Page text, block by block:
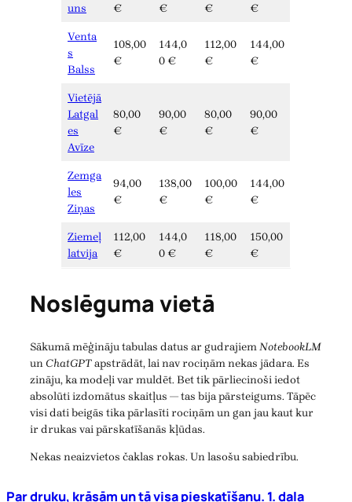
uns
€
€
€
€
Venta
s
Balss
108,00
€
144,0
0 €
112,00
€
144,00
€
Vietējā
Latgal
es
Avīze
80,00
€
90,00
€
80,00
€
90,00
€
Zemga
les
Ziņas
94,00
€
138,00
€
100,00
€
144,00
€
Ziemeļ
latvija
112,00
€
144,0
0 €
118,00
€
150,00
€
Noslēguma vietā
Sākumā mēģināju tabulas datus ar gudrajiemNotebookLM
un ChatGPTapstrādāt, lai nav rociņām nekas jādara. Es
zināju, ka modeļi var muldēt. Bet tik pārliecinoši iedot
absolūti izdomātus skaitļus — tas bija pārsteigums. Tāpēc
visi dati beigās tika pārlasīti rociņām un gan jau kaut kur
ir drukas vai pārskatīšanās kļūdas.
Nekas neaizvietos čaklas rokas. Un lasošu sabiedrību.
Par druku, krāsām un tā visa pieskatīšanu. 1. daļa